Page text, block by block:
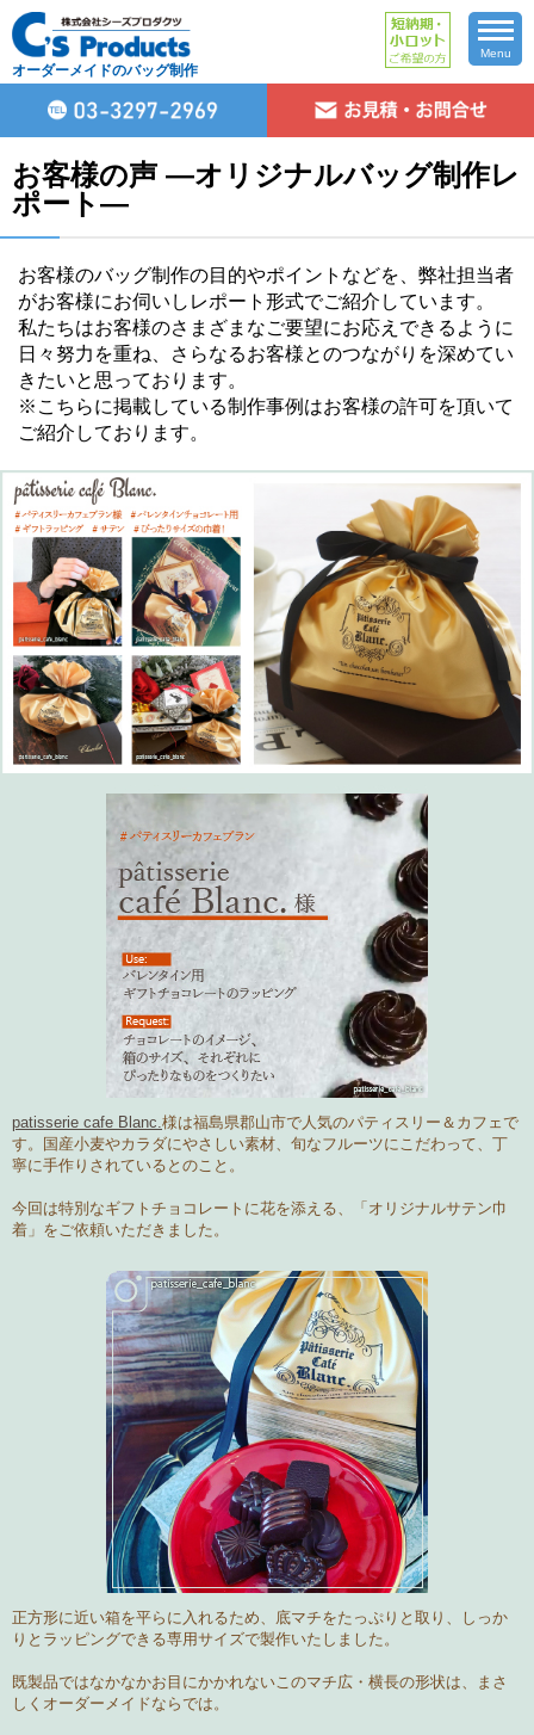
オーダーメイドのバッグ制作
Menu
お客様の声 ―オリジナルバッグ制作レ
ポート―
お客様のバッグ制作の目的やポイントなどを、弊社担当者
がお客様にお伺いしレポート形式でご紹介しています。
私たちはお客様のさまざまなご要望にお応えできるように
日々努力を重ね、さらなるお客様とのつながりを深めてい
きたいと思っております。
※こちらに掲載している制作事例はお客様の許可を頂いて
ご紹介しております。
patisserie cafe Blanc. 様は福島県郡山市で人気のパティスリー＆カフェで
す。国産小麦やカラダにやさしい素材、旬なフルーツにこだわって、丁
寧に手作りされているとのこと。
今回は特別なギフトチョコレートに花を添える、
「オリジナルサテン巾
着」 をご依頼いただきました。
正方形に近い箱を平らに入れるため、底マチをたっぷりと取り、しっか
りとラッピングできる専用サイズで製作いたしました。
既製品ではなかなかお目にかかれないこのマチ広・横長の形状は、まさ
しく オーダーメイドならでは。